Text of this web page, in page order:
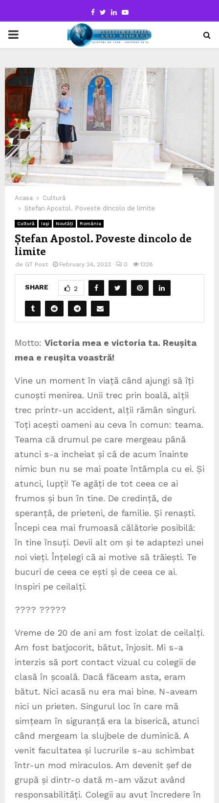
Facebook
TwitterLinkedinYoutube
PRIMARY
Acasa
Cultură
Ștefan Apostol. Poveste dincolo de limite
Cultură Iaşi Noutăți România
Ștefan Apostol. Poveste dincolo de
limite
de GT Post February 24, 2023 0 1328
SHARE 2
Motto: Victoria mea e victoria ta. Reușita
mea e reușita voastră!
Vine un moment în viață când ajungi să îți
cunoști menirea. Unii trec prin boală, alții
trec printr-un accident, alții rămân singuri.
Toți acești oameni au ceva în comun: teama.
Teama că drumul pe care mergeau până
atunci s-a incheiat și că de acum înainte
nimic bun nu se mai poate întâmpla cu ei. Și
atunci, lupți! Te agăți de tot ceea ce ai
frumos și bun în tine. De credință, de
speranță, de prieteni, de familie. Și renaști.
Începi cea mai frumoasă călătorie posibilă:
în tine însuți. Devii alt om și te adaptezi unei
noi vieți. Înțelegi că ai motive să trăiești. Te
bucuri de ceea ce ești și de ceea ce ai.
Inspiri pe ceilalți.
???? ?????
Vreme de 20 de ani am fost izolat de ceilalți.
Am fost batjocorit, bătut, înjosit. Mi s-a
interzis să port contact vizual cu colegii de
clasă în școală. Dacă făceam asta, eram
bătut. Nici acasă nu era mai bine. N-aveam
nici un prieten. Singurul loc în care mă
simțeam în siguranță era la biserică, atunci
când mergeam la slujbele de duminică. A
venit facultatea și lucrurile s-au schimbat
într-un mod miraculos. Am devenit șef de
grupă și dintr-o dată m-am văzut având
responsabilități. Colegii au avut încredere în